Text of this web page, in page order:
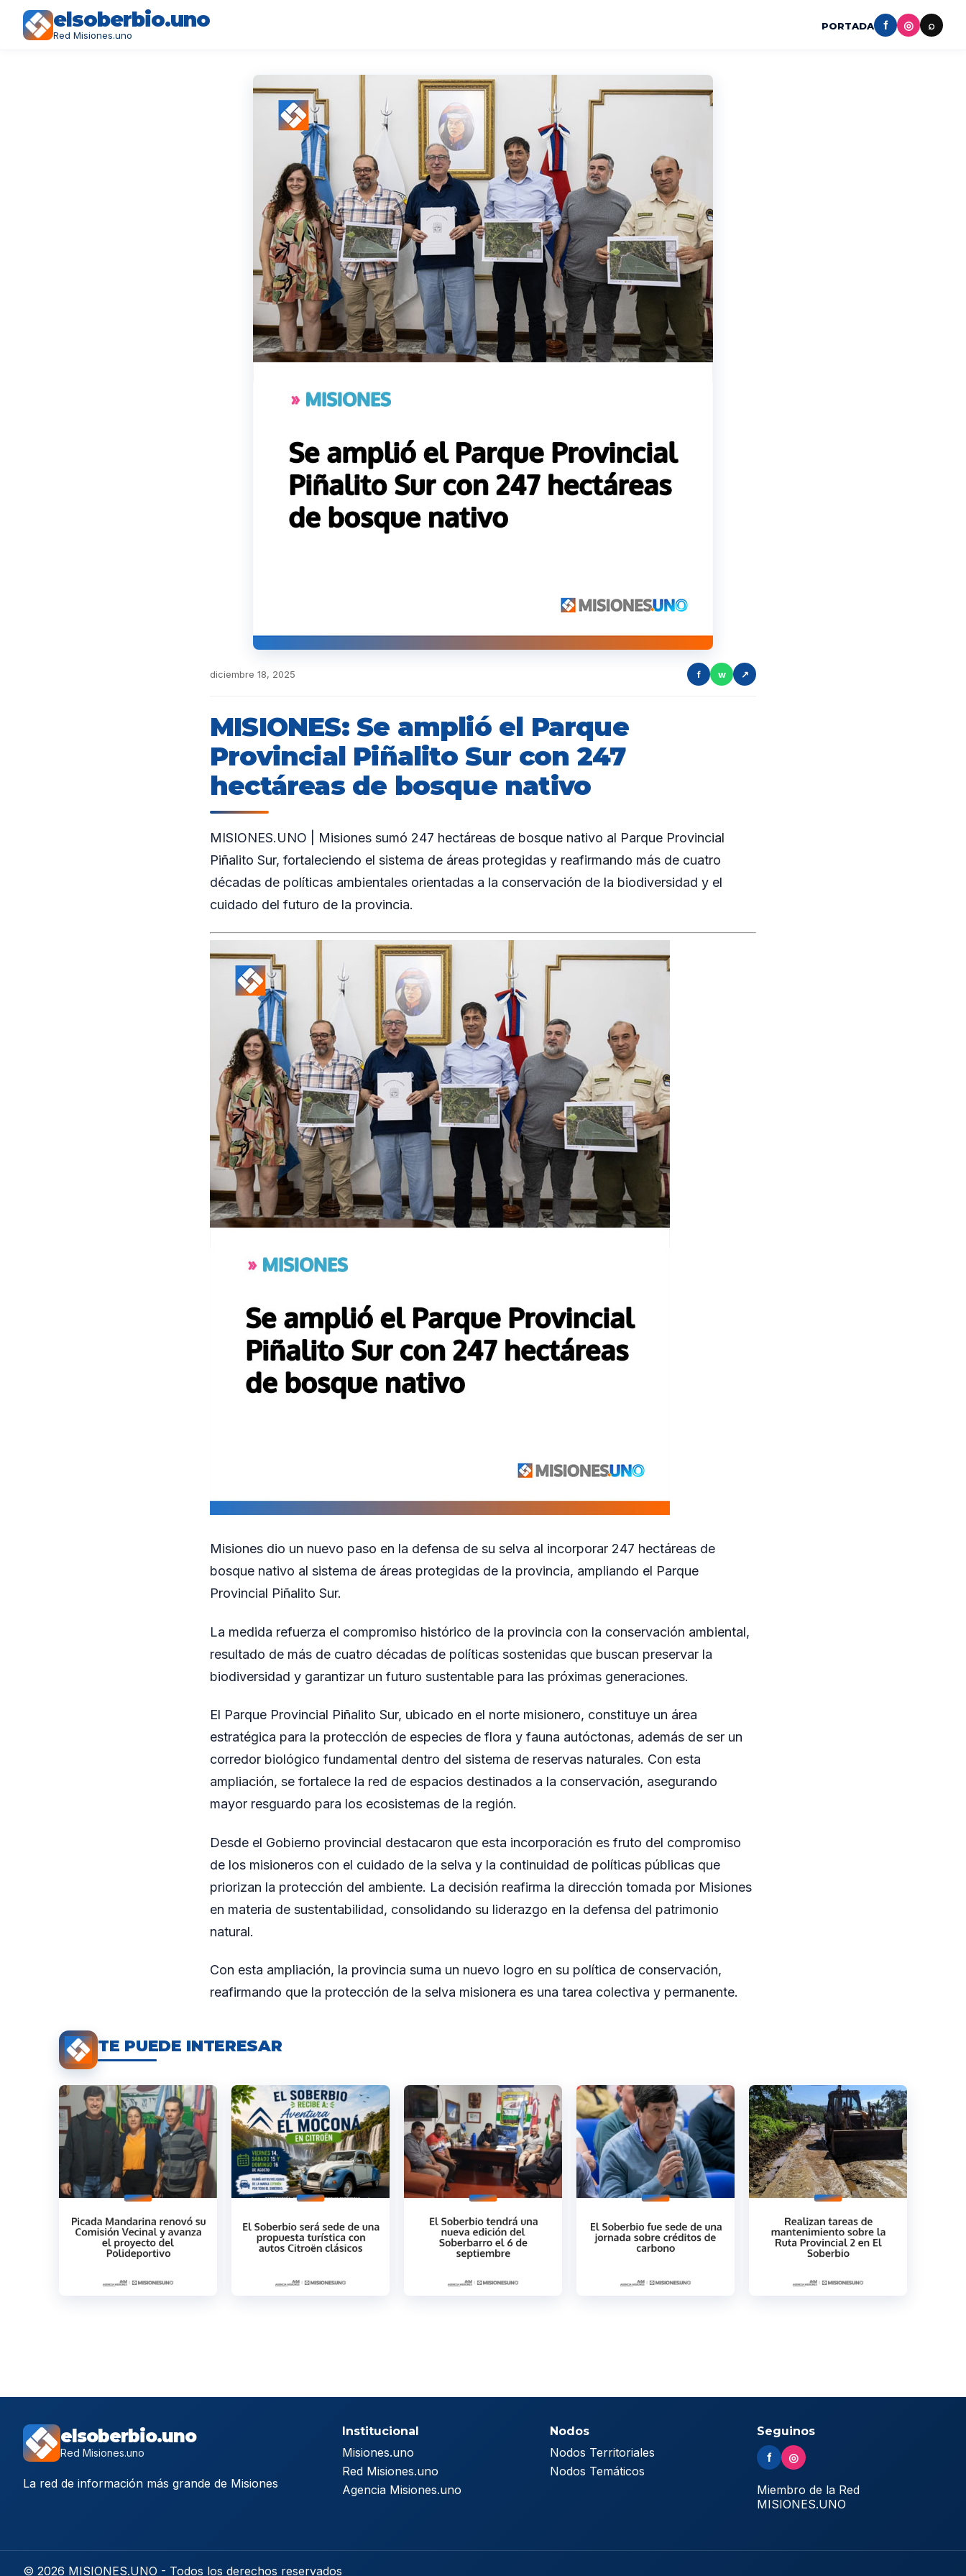
elsoberbio.uno
Red Misiones.uno
PORTADA f ◎ ⌕
diciembre 18, 2025 f w ↗
MISIONES: Se amplió el Parque
Provincial Piñalito Sur con 247
hectáreas de bosque nativo
MISIONES.UNO | Misiones sumó 247 hectáreas de bosque nativo al Parque Provincial
Piñalito Sur, fortaleciendo el sistema de áreas protegidas y reafirmando más de cuatro
décadas de políticas ambientales orientadas a la conservación de la biodiversidad y el
cuidado del futuro de la provincia.
Misiones dio un nuevo paso en la defensa de su selva al incorporar 247 hectáreas de
bosque nativo al sistema de áreas protegidas de la provincia, ampliando el Parque
Provincial Piñalito Sur.
La medida refuerza el compromiso histórico de la provincia con la conservación ambiental,
resultado de más de cuatro décadas de políticas sostenidas que buscan preservar la
biodiversidad y garantizar un futuro sustentable para las próximas generaciones.
El Parque Provincial Piñalito Sur, ubicado en el norte misionero, constituye un área
estratégica para la protección de especies de flora y fauna autóctonas, además de ser un
corredor biológico fundamental dentro del sistema de reservas naturales. Con esta
ampliación, se fortalece la red de espacios destinados a la conservación, asegurando
mayor resguardo para los ecosistemas de la región.
Desde el Gobierno provincial destacaron que esta incorporación es fruto del compromiso
de los misioneros con el cuidado de la selva y la continuidad de políticas públicas que
priorizan la protección del ambiente. La decisión reafirma la dirección tomada por Misiones
en materia de sustentabilidad, consolidando su liderazgo en la defensa del patrimonio
natural.
Con esta ampliación, la provincia suma un nuevo logro en su política de conservación,
reafirmando que la protección de la selva misionera es una tarea colectiva y permanente.
TE PUEDE INTERESAR
elsoberbio.uno
Red Misiones.uno
La red de información más grande de Misiones
Institucional
Misiones.uno
Red Misiones.uno
Agencia Misiones.uno
Nodos
Nodos Territoriales
Nodos Temáticos
Seguinos
f ◎
Miembro de la Red
MISIONES.UNO
© 2026 MISIONES.UNO - Todos los derechos reservados